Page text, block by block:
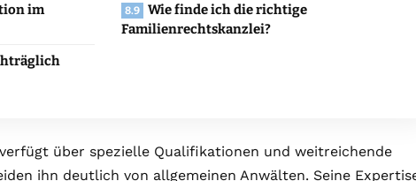
im
Wie finde ich die richtige
Familienrechtskanzlei?
verfügt über spezielle Qualifikationen und weitreichende
ihn deutlich von allgemeinen Anwälten. Seine